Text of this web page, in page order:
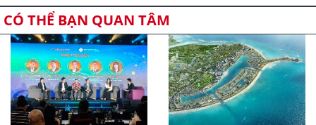
CÓ THỂ BẠN QUAN TÂM